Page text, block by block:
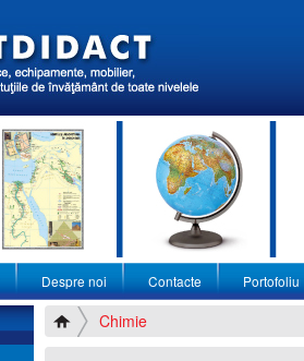
Despre noi Contacte
Portofoliu
Chimie